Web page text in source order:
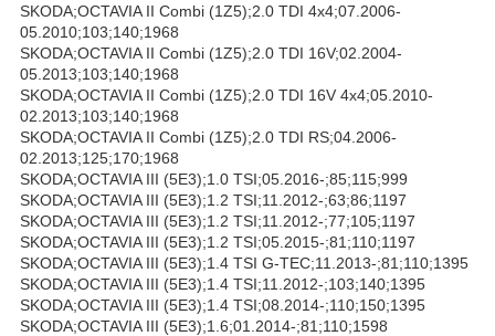
SKODA;OCTAVIA II Combi (1Z5);2.0 TDI 4x4;07.2006-
05.2010;103;140;1968
SKODA;OCTAVIA II Combi (1Z5);2.0 TDI 16V;02.2004-
05.2013;103;140;1968
SKODA;OCTAVIA II Combi (1Z5);2.0 TDI 16V 4x4;05.2010-
02.2013;103;140;1968
SKODA;OCTAVIA II Combi (1Z5);2.0 TDI RS;04.2006-
02.2013;125;170;1968
SKODA;OCTAVIA III (5E3);1.0 TSI;05.2016-;85;115;999
SKODA;OCTAVIA III (5E3);1.2 TSI;11.2012-;63;86;1197
SKODA;OCTAVIA III (5E3);1.2 TSI;11.2012-;77;105;1197
SKODA;OCTAVIA III (5E3);1.2 TSI;05.2015-;81;110;1197
SKODA;OCTAVIA III (5E3);1.4 TSI G-TEC;11.2013-;81;110;1395
SKODA;OCTAVIA III (5E3);1.4 TSI;11.2012-;103;140;1395
SKODA;OCTAVIA III (5E3);1.4 TSI;08.2014-;110;150;1395
SKODA;OCTAVIA III (5E3);1.6;01.2014-;81;110;1598